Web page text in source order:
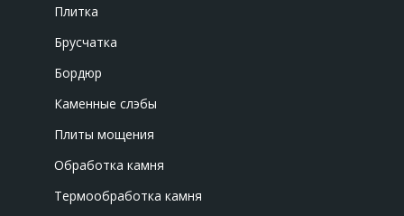
Плитка
Брусчатка
Бордюр
Каменные слэбы
Плиты мощения
Обработка камня
Термообработка камня